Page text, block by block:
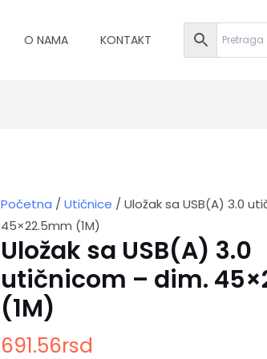
O NAMA KONTAKT
Početna / Utičnice / Uložak sa USB(A) 3.0
45×22.5mm (1M)
Uložak sa USB(A) 3.0
utičnicom – dim.
(1M)
691.56rsd
utičnicom
dim.
45x22.5mm
količina